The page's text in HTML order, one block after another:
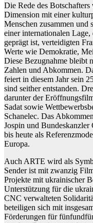
Die Rede des
Dimension mit einer
Menschen zusammen und
einer internationalen
geprägt ist, verteidigten
Werte wie Demokratie,
Diese Bezugnahme bleibt
Zahlen und Abkommen.
feiert in diesem Jahr sein
sind seither entstanden.
darunter der
Sadat sowie
Schanelec. Das
Jospin und
bis heute als
Europa.
Auch ARTE wird als
Sender ist mit zwanzig
Projekte mit ukrainischer
Unterstützung für die
CNC verwalteten
beteiligen sich mit
Förderungen für